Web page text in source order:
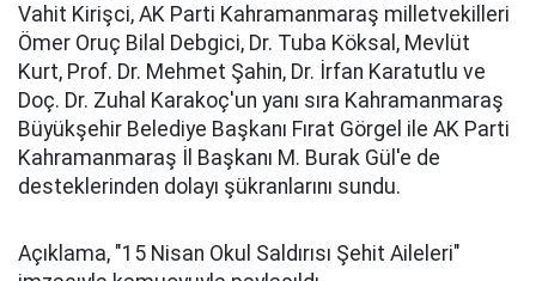
Vahit Kirişci, AK Parti Kahramanmaraş milletvekilleri
Ömer Oruç Bilal Debgici, Dr. Tuba Köksal, Mevlüt
Kurt, Prof. Dr. Mehmet Şahin, Dr. İrfan Karatutlu ve
Doç. Dr. Zuhal Karakoç'un yanı sıra Kahramanmaraş
Büyükşehir Belediye Başkanı Fırat Görgel ile AK Parti
Kahramanmaraş İl Başkanı M. Burak Gül'e de
desteklerinden dolayı şükranlarını sundu.
Açıklama, "15 Nisan Okul Saldırısı Şehit Aileleri"